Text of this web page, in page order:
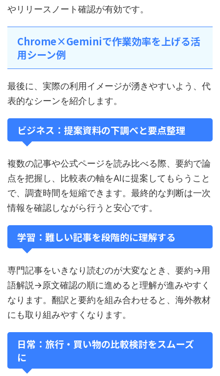
やリリースノート確認が有効です。
Chrome×Geminiで作業効率を上げる活
用シーン例
最後に、実際の利用イメージが湧きやすいよう、代
表的なシーンを紹介します。
ビジネス：提案資料の下調べと要点整理
複数の記事や公式ページを読み比べる際、要約で論
点を把握し、比較表の軸をAIに提案してもらうこと
で、調査時間を短縮できます。最終的な判断は一次
情報を確認しながら行うと安心です。
学習：難しい記事を段階的に理解する
専門記事をいきなり読むのが大変なとき、要約→用
語解説→原文確認の順に進めると理解が進みやすく
なります。翻訳と要約を組み合わせると、海外教材
にも取り組みやすくなります。
日常：旅行・買い物の比較検討をスムーズ
に